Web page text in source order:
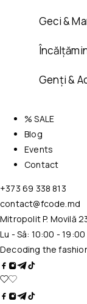
Geci &
Genți &
% SALE
Blog
Events
Contact
+373 69 338 813
contact@fcode.md
Mitropolit P. Movilă
Lu - Sâ: 10:00 -
Decoding the